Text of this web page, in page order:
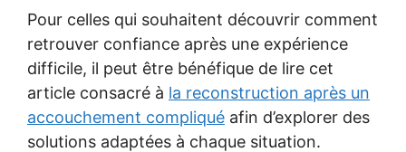
Pour celles qui souhaitent découvrir comment
retrouver confiance après une expérience
difficile, il peut être bénéfique de lire cet
article consacré à la reconstruction après un
accouchement compliqué afin d’explorer des
solutions adaptées à chaque situation.